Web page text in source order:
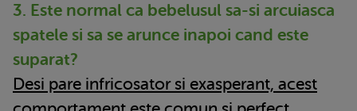
3. Este normal ca bebelusul sa-si arcuiasca
spatele si sa se arunce inapoi cand este
suparat?
Desi pare infricosator si exasperant, acest